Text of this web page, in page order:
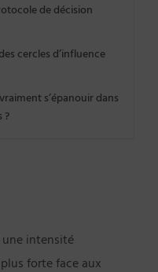
de décision
cercles d’influence
s’épanouir dans
une intensité
forte face aux